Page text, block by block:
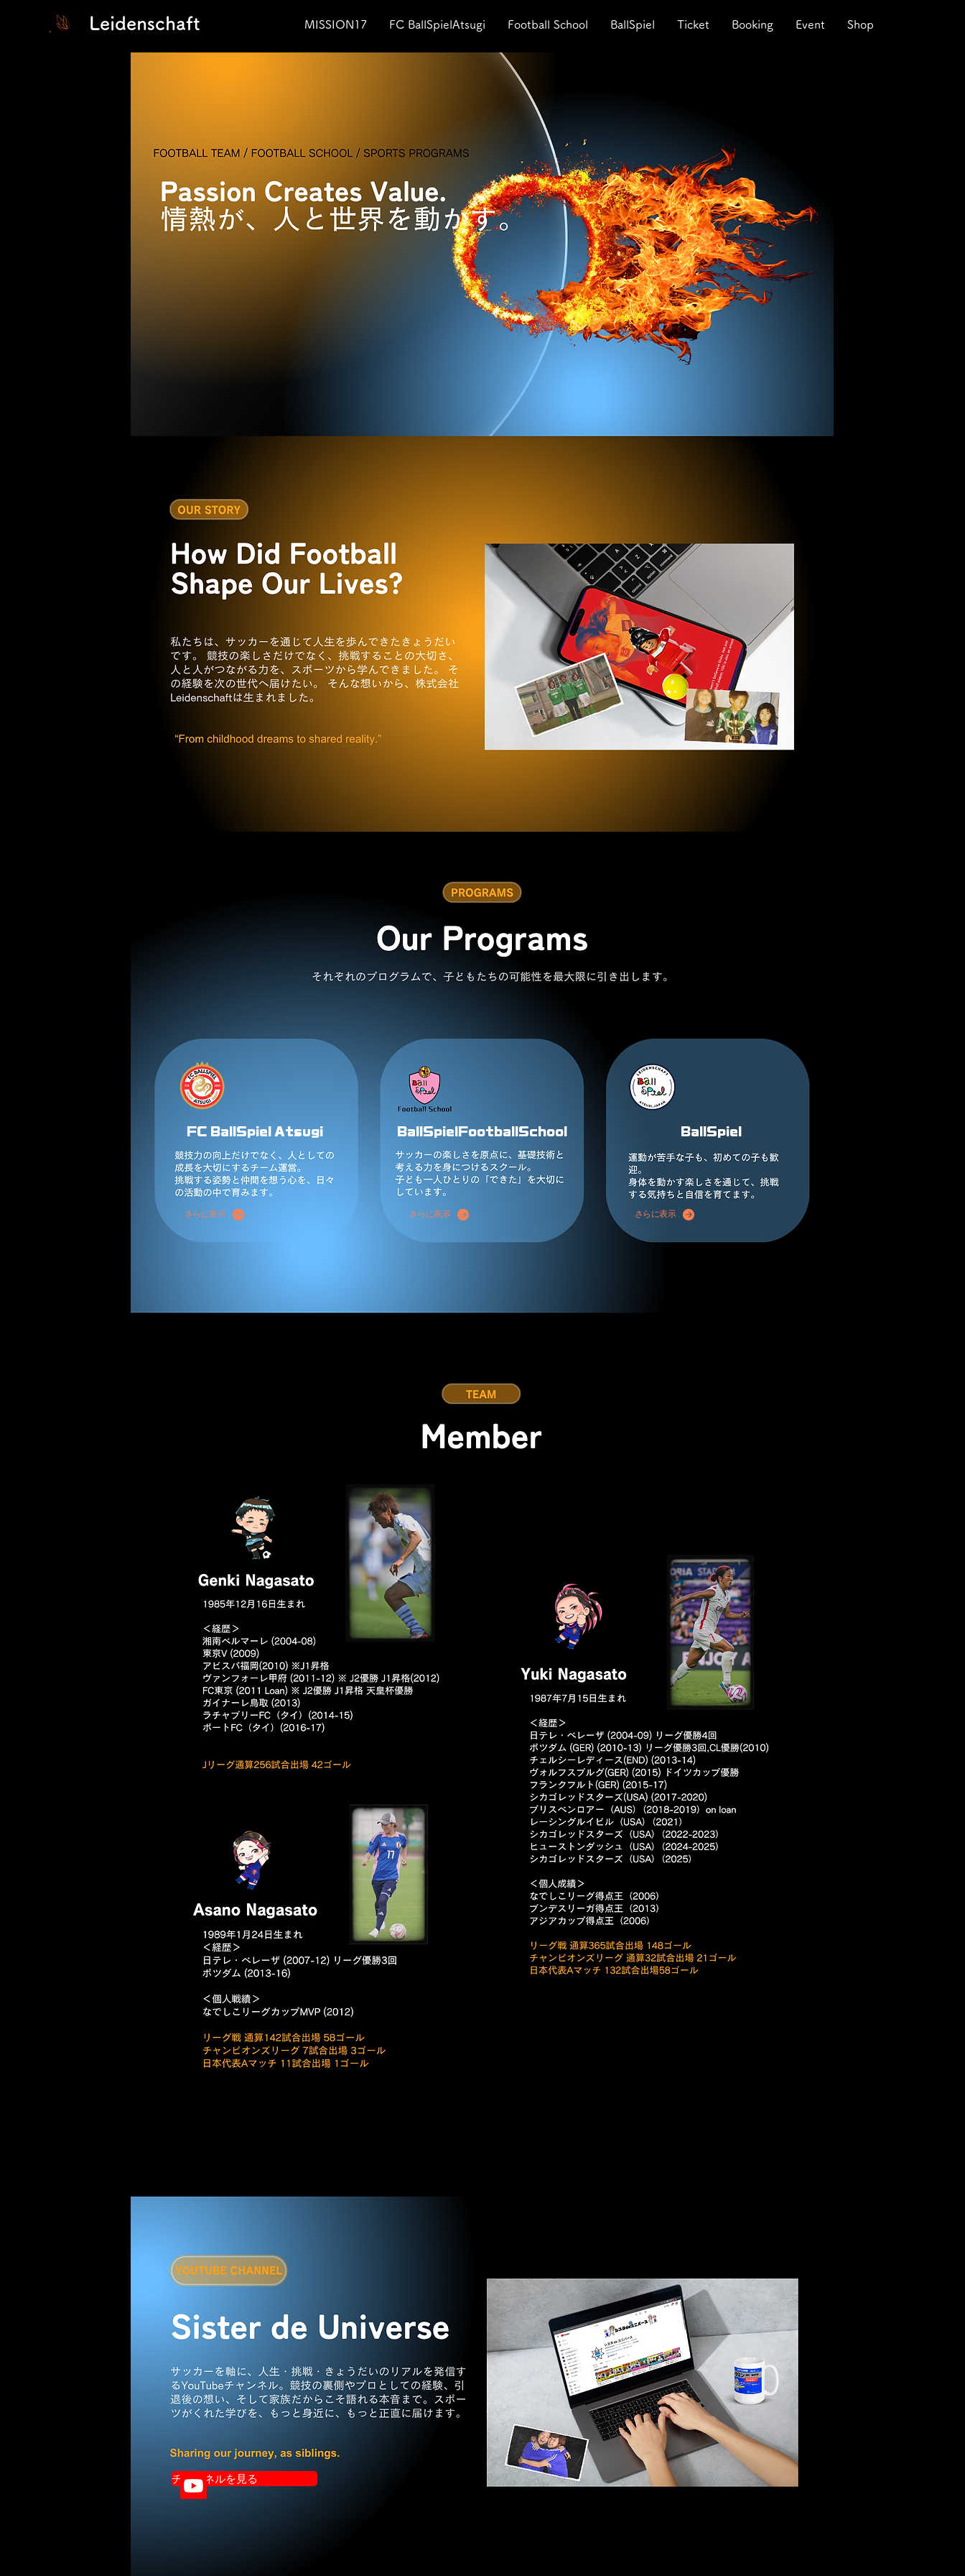
MISSION17 FC BallSpielAtsugi Football School BallSpiel Ticket Booking Event Shop
Leidenschaft
チャンネルを見る
FC BallSpiel Atsugi BallSpielFootballSchool BallSpiel
さらに表示 さらに表示 さらに表示